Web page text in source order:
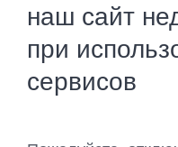
наш сайт
при
сервисов